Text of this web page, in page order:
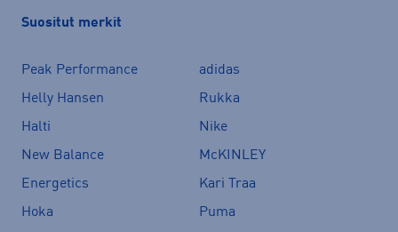
Suositut merkit
Peak Performance
adidas
Helly Hansen
Rukka
Halti
Nike
New Balance
McKINLEY
Energetics
Kari Traa
Hoka
Puma